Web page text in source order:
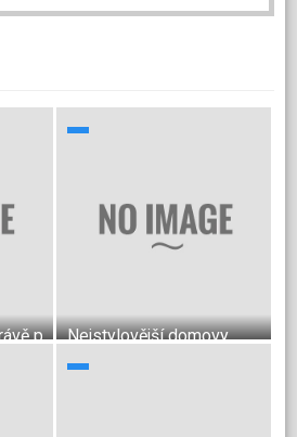
pro vásNejstylovější domovy